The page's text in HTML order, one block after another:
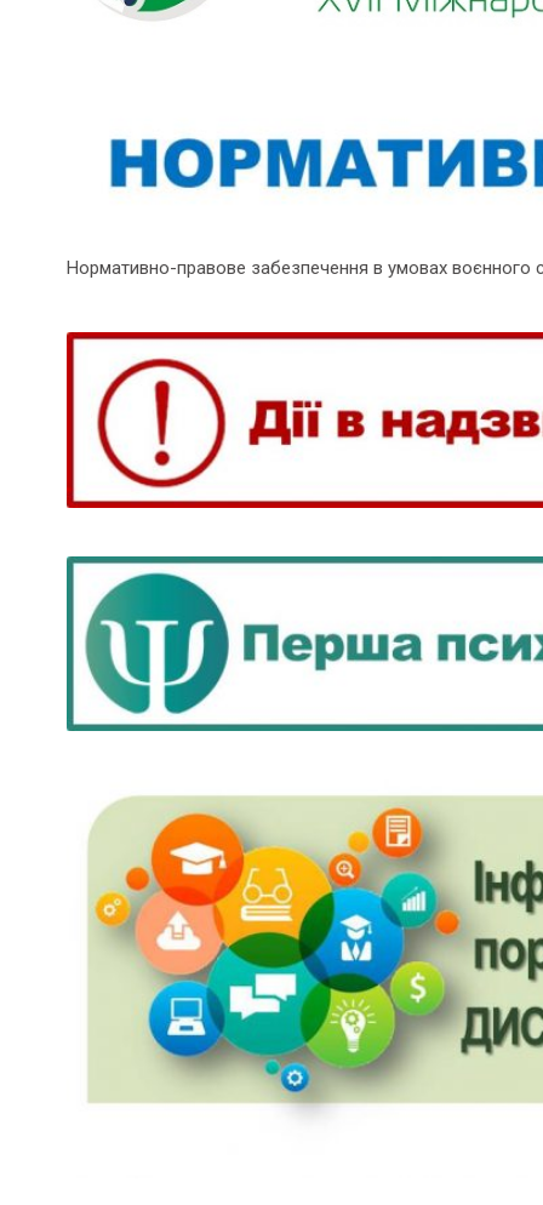
Нормативно-правове забезпечення в умовах воєнного